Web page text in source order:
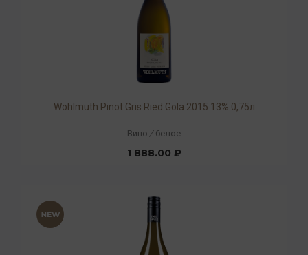
Wohlmuth Pinot Gris Ried Gola 2015 13% 0,75л
Вино / белое
1 888.00 ₽